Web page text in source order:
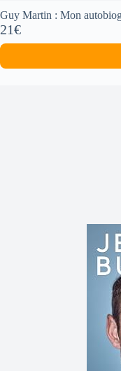
Guy Martin : Mon
21€